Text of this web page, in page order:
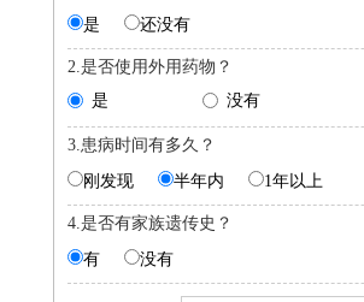
是
还没有
2.是否使用外用药物？
是
没有
3.患病时间有多久？
刚发现
半年内 1年以上
4.是否有家族遗传史？
有
没有